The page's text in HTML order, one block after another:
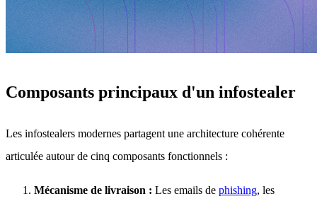
Composants principaux d'un infostealer
Les infostealers modernes partagent une architecture cohérente
articulée autour de cinq composants fonctionnels :
Mécanisme de livraison : Les emails de phishing, les